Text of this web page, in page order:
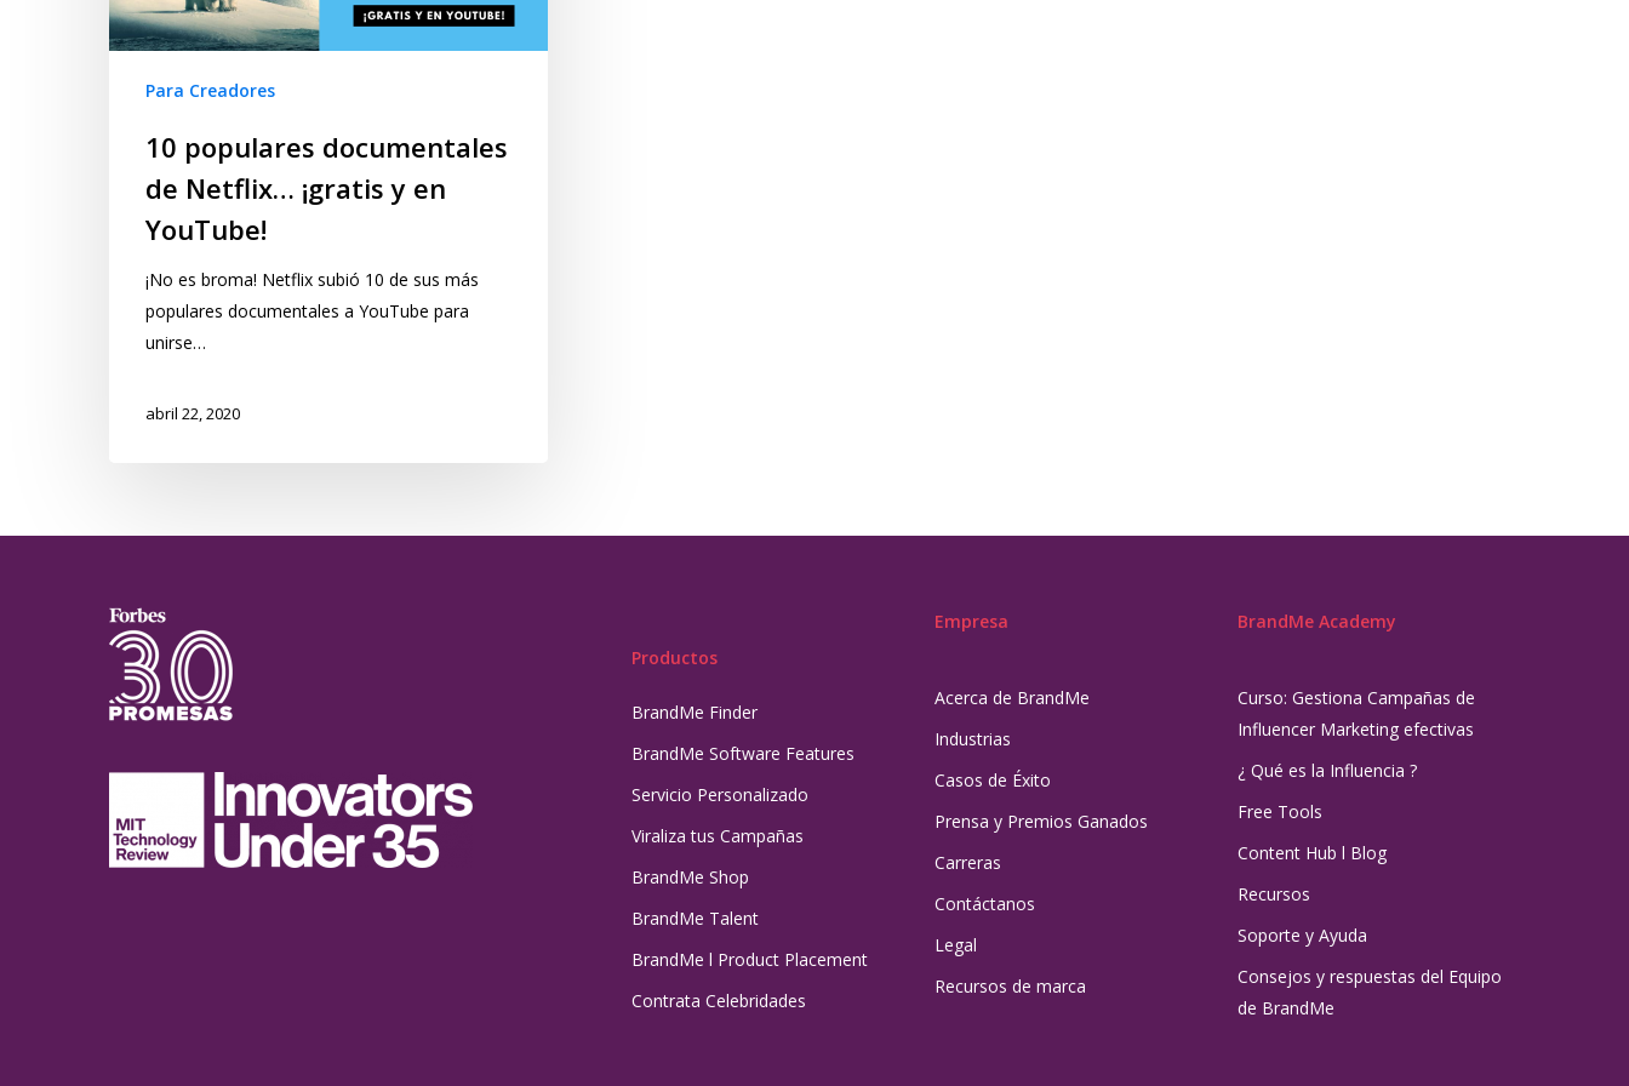
Para Creadores
10 populares documentales
de Netflix… ¡gratis y en
YouTube!
¡No es broma! Netflix subió 10 de sus más
populares documentales a YouTube para
unirse…
abril 22, 2020
Productos
BrandMe Finder
BrandMe Software Features
Servicio Personalizado
Viraliza tus Campañas
BrandMe Shop
BrandMe Talent
BrandMe l Product Placement
Contrata Celebridades
Empresa
Acerca de BrandMe
Industrias
Casos de Éxito
Prensa y Premios Ganados
Carreras
Contáctanos
Legal
Recursos de marca
BrandMe Academy
Curso: Gestiona Campañas de
Influencer Marketing efectivas
¿ Qué es la Influencia ?
Free Tools
Content Hub l Blog
Recursos
Soporte y Ayuda
Consejos y respuestas del Equipo
de BrandMe